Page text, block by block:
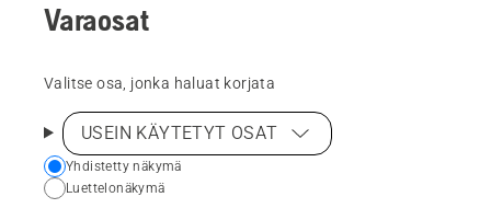
Varaosat
Valitse osa, jonka haluat korjata
USEIN KÄYTETYT OSAT
Choose
your
Yhdistetty näkymä
Luettelonäkymä